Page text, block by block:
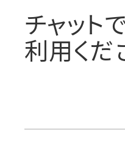
チャット
利用くだ